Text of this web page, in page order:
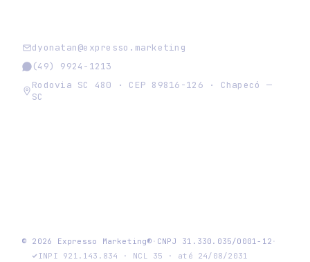
dyonatan@expresso.marketing
(49) 9924-1213
Rodovia SC 480 · CEP 89816-126 · Chapecó —
SC
© 2026 Expresso Marketing® · CNPJ 31.330.035/0001-12 ·
INPI 921.143.834 · NCL 35 · até 24/08/2031